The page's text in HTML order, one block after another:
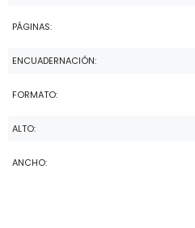
PÁGINAS:
ENCUADERNACIÓN:
FORMATO:
ALTO:
ANCHO: